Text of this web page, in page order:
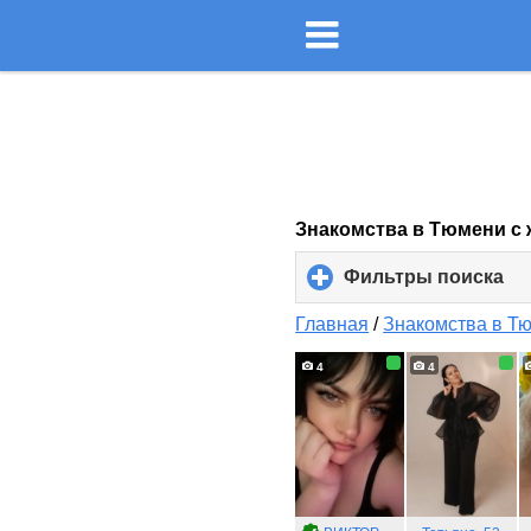
Знакомства в Тюмени
Фильтры поиска
to
Главная /Знакомства в
4 4